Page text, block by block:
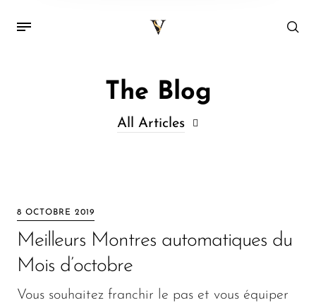
The Blog
All Articles
Lifestyle
Lunettes
8 OCTOBRE 2019
Meilleurs Montres automatiques du
Mois d’octobre
Vous souhaitez franchir le pas et vous équiper